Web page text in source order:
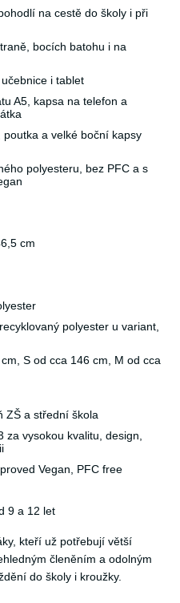
na cestě do školy i při
bocích batohu i na
i tablet
A5, kapsa na telefon a
a velké boční kapsy
polyesteru, bez PFC a s
cm
polyester u variant,
S od cca 146 cm, M od cca
ZŠ a střední škola
za vysokou kvalitu, design,
Vegan, PFC free
9 a 12 let
kteří už potřebují větší
členěním a odolným
do školy i kroužky.